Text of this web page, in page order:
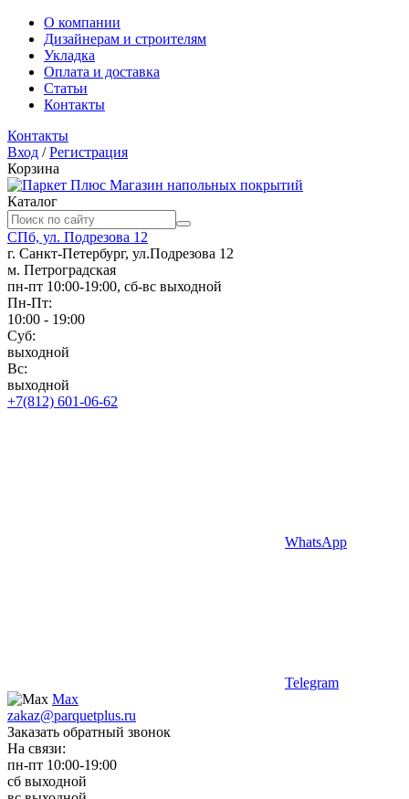
О компании
Дизайнерам и строителям
Укладка
Оплата и доставка
Статьи
Контакты
Контакты
Вход /Регистрация
Корзина
Магазин напольных покрытий
Каталог
СПб, ул. Подрезова 12
г. Санкт-Петербург, ул.Подрезова 12
м. Петроградская
пн-пт 10:00-19:00, сб-вс выходной
Пн-Пт:
10:00 - 19:00
Суб:
выходной
Вс:
выходной
+7(812) 601-06-62
WhatsApp
Telegram
Max
zakaz@parquetplus.ru
Заказать обратный звонок
На связи:
пн-пт 10:00-19:00
сб выходной